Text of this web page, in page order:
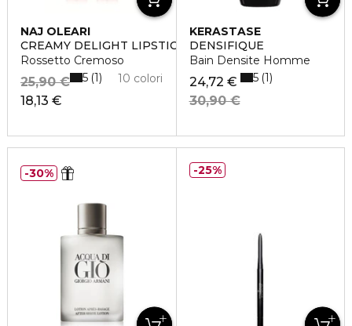
NAJ OLEARI
CREAMY DELIGHT LIPSTICK
Rossetto Cremoso
18,13 €
25,90 € 10 colori
5 1
KERASTASE
DENSIFIQUE
Bain Densite Homme
24,72 €
30,90 €
5 1
30% 25%